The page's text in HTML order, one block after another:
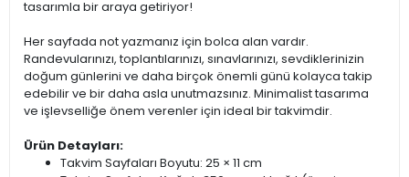
tasarımla bir araya getiriyor!
Her sayfada not yazmanız için bolca alan vardır.
Randevularınızı, toplantılarınızı, sınavlarınızı, sevdiklerinizin
doğum günlerini ve daha birçok önemli günü kolayca takip
edebilir ve bir daha asla unutmazsınız. Minimalist tasarıma
ve işlevselliğe önem verenler için ideal bir takvimdir.
Ürün Detayları:
Takvim Sayfaları Boyutu: 25 × 11 cm